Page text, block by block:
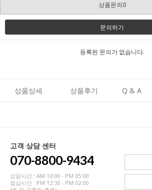
상품문의0
문의하기
등록된 문의가 없습니다.
상품상세 상품후기 Q & A
고객 상담 센터
070-8800-9434
상담시간 : AM 10:00 - PM 05:00
점심시간 : PM 12:30 - PM 02:00